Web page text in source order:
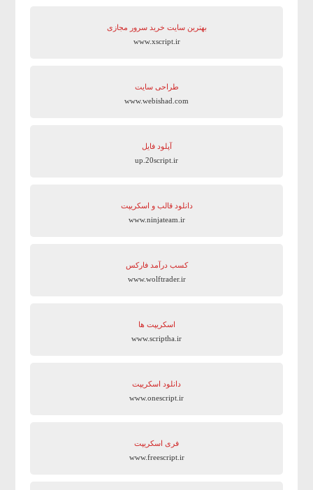
بهترین سایت‌ خرید سرور مجازی
www.xscript.ir
طراحی سایت
www.webishad.com
آپلود فایل
up.20script.ir
دانلود قالب و اسکریپت
www.ninjateam.ir
کسب درآمد فارکس
www.wolftrader.ir
اسکریپت ها
www.scriptha.ir
دانلود اسکریپت
www.onescript.ir
فری اسکریپت
www.freescript.ir